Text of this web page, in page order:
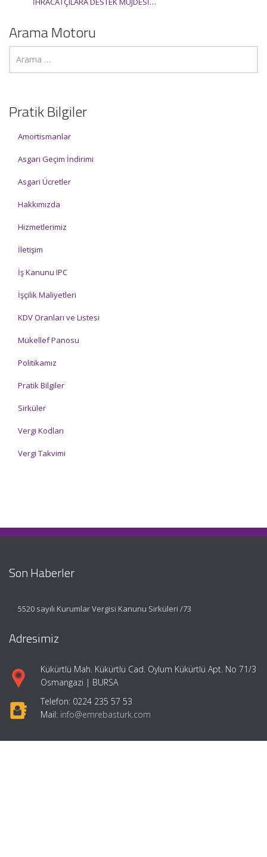
Arama Motoru
Pratik Bilgiler
Amortismanlar
Asgari Geçim İndirimi
Asgari Ücretler
Hakkımızda
Hizmetlerimiz
İletişim
İş Kanunu IPC
İşçilik Maliyetleri
KDV Oranları ve Listesi
Mükellef Panosu
Politikamız
Pratik Bilgiler
Sirküler
Vergi Kodları
Vergi Takvimi
Son Haberler
5520 sayılı Kurumlar Vergisi Kanunu Sirküleri /73
Adresimiz
Kükürtlü Mah. Kükürtlü Cad. Oylum Kükürtlü Apt. No 71/3
Osmangazi | BURSA
Telefon: 0224 235 57 53
Mail: info@emrebasturk.com
Hızlı Menü